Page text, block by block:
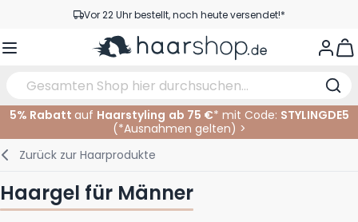
Zum Inhalt springenVor 22 Uhr bestellt, noch heute versendet!*
Versandkostenfrei ab 39 €
Haarpflege
Haarfarbe
Gesichtspflege
Bräunungsprodukte
Augenbrauen
Lippen
Nagelprodukte
Haarprodukte
Bartpflege
Elektrisch
Schneidzubehör
Im Salon
Haarfarbe
5% Rabatt auf Haarstyling ab 75 €* mit Code: STYLINGDE5
(*Ausnahmen gelten) >
Zurück zur Haarprodukte
Haargel für Männer